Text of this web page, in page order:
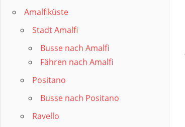
Amalfiküste
Stadt Amalfi
Busse nach Amalfi
Fähren nach Amalfi
Positano
Busse nach Positano
Ravello